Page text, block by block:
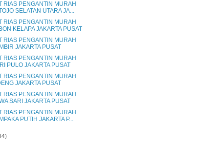
RIAS PENGANTIN MURAH
SELATAN UTARA JA...
RIAS PENGANTIN MURAH
KELAPA JAKARTA PUSAT
RIAS PENGANTIN MURAH
JAKARTA PUSAT
RIAS PENGANTIN MURAH
PULO JAKARTA PUSAT
RIAS PENGANTIN MURAH
JAKARTA PUSAT
RIAS PENGANTIN MURAH
SARI JAKARTA PUSAT
RIAS PENGANTIN MURAH
PUTIH JAKARTA P...